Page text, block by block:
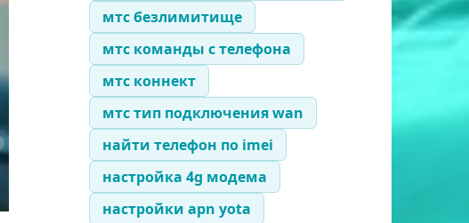
мтс безлимитище
мтс команды с телефона
мтс коннект
мтс тип подключения wan
найти телефон по imei
настройка 4g модема
настройки apn yota